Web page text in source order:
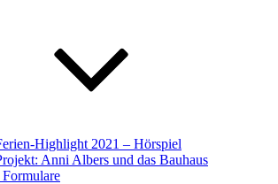
Highlight 2021 – Hörspiel
Anni Albers und das Bauhaus